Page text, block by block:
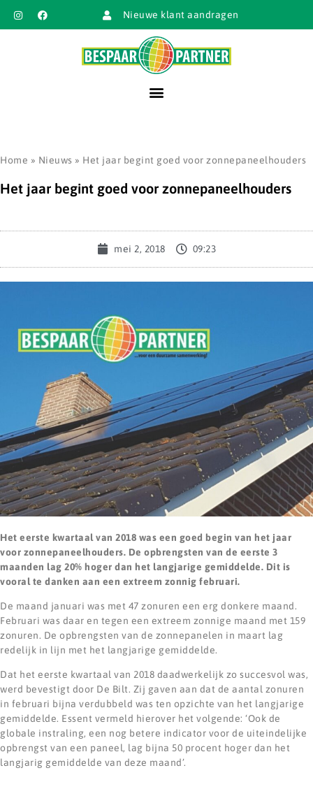
Nieuwe klant aandragen
Home » Nieuws » Het jaar begint goed voor zonnepaneelhouders
Het jaar begint goed voor zonnepaneelhouders
mei 2, 2018 09:23
Het eerste kwartaal van 2018 was een goed begin van het jaar
voor zonnepaneelhouders. De opbrengsten van de eerste 3
maanden lag 20% hoger dan het langjarige gemiddelde. Dit is
vooral te danken aan een extreem zonnig februari.
De maand januari was met 47 zonuren een erg donkere maand.
Februari was daar en tegen een extreem zonnige maand met 159
zonuren. De opbrengsten van de zonnepanelen in maart lag
redelijk in lijn met het langjarige gemiddelde.
Dat het eerste kwartaal van 2018 daadwerkelijk zo succesvol was,
werd bevestigt door De Bilt. Zij gaven aan dat de aantal zonuren
in februari bijna verdubbeld was ten opzichte van het langjarige
gemiddelde. Essent vermeld hierover het volgende: ‘Ook de
globale instraling, een nog betere indicator voor de uiteindelijke
opbrengst van een paneel, lag bijna 50 procent hoger dan het
langjarig gemiddelde van deze maand’.